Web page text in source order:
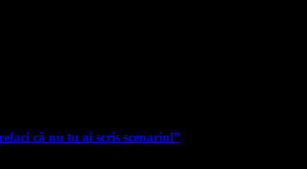
că nu tu ai scris scenariul”